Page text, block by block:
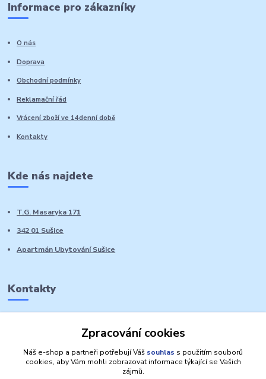
Informace pro zákazníky
O nás
Doprava
Obchodní podmínky
Reklamační řád
Vrácení zboží ve 14denní době
Kontakty
Kde nás najdete
T.G. Masaryka 171
342 01 Sušice
Apartmán Ubytování Sušice
Kontakty
Zpracování cookies
Náš e-shop a partneři potřebují Váš souhlas s použitím souborů
cookies, aby Vám mohli zobrazovat informace týkající se Vašich
zájmů.